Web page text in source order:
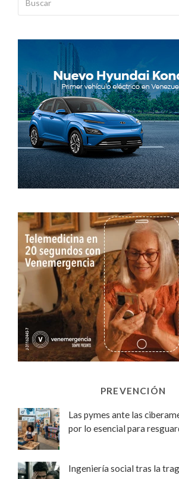
PREVENCIÓN
Las pymes ante las
por lo esencial para
Ingeniería social tras la